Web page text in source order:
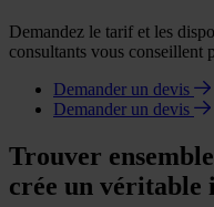
Demandez le tarif et les
consultants vous conseillent
Demander un devis
Demander un devis
Trouver
crée un véritable